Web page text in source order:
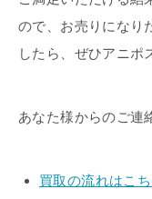
ので、お売りになり
したら、ぜひアニポ
あなた様からのご連
買取の流れはこち